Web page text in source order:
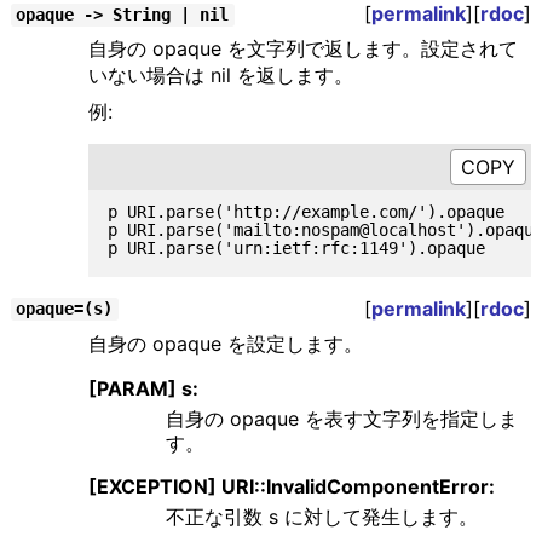
opaque -> String | nil [permalink][rdoc]
自身の opaque を文字列で返します。設定されて
いない場合は nil を返します。
例:
p URI.parse('http://example.com/').opaque
p
opaque=(s) [permalink][rdoc]
自身の opaque を設定します。
[PARAM] s:
自身の opaque を表す文字列を指定しま
す。
[EXCEPTION] URI::InvalidComponentError:
不正な引数 s に対して発生します。